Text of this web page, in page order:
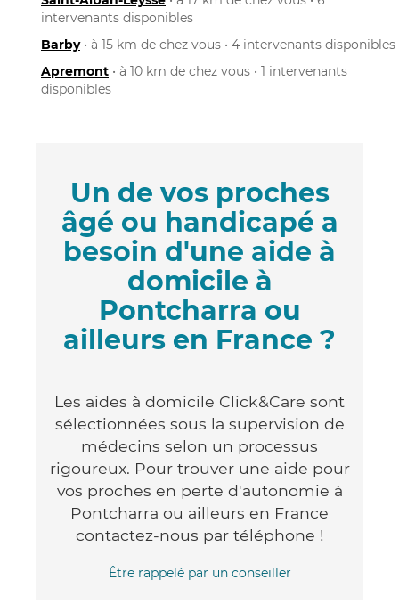
intervenants disponibles
Barby• à 15 km de chez vous • 4 intervenants disponibles
Apremont • à 10 km de chez vous • 1 intervenants
disponibles
Un de vos proches
âgé ou handicapé a
besoin d'une aide à
domicile à
Pontcharra ou
ailleurs en France ?
Les aides à domicile Click&Care sont
sélectionnées sous la supervision de
médecins selon un processus
rigoureux. Pour trouver une aide pour
vos proches en perte d'autonomie à
Pontcharra ou ailleurs en France
contactez-nous par téléphone !
Être rappelé par un conseiller